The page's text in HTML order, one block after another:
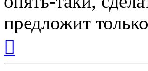
предложит
началу